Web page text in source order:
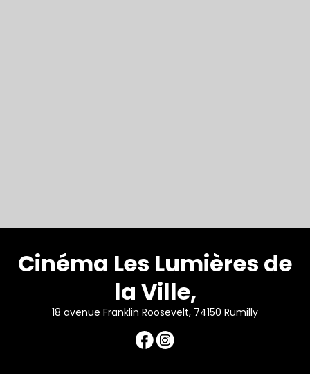
Cinéma Les Lumières de
la Ville,
18 avenue Franklin Roosevelt, 74150 Rumilly